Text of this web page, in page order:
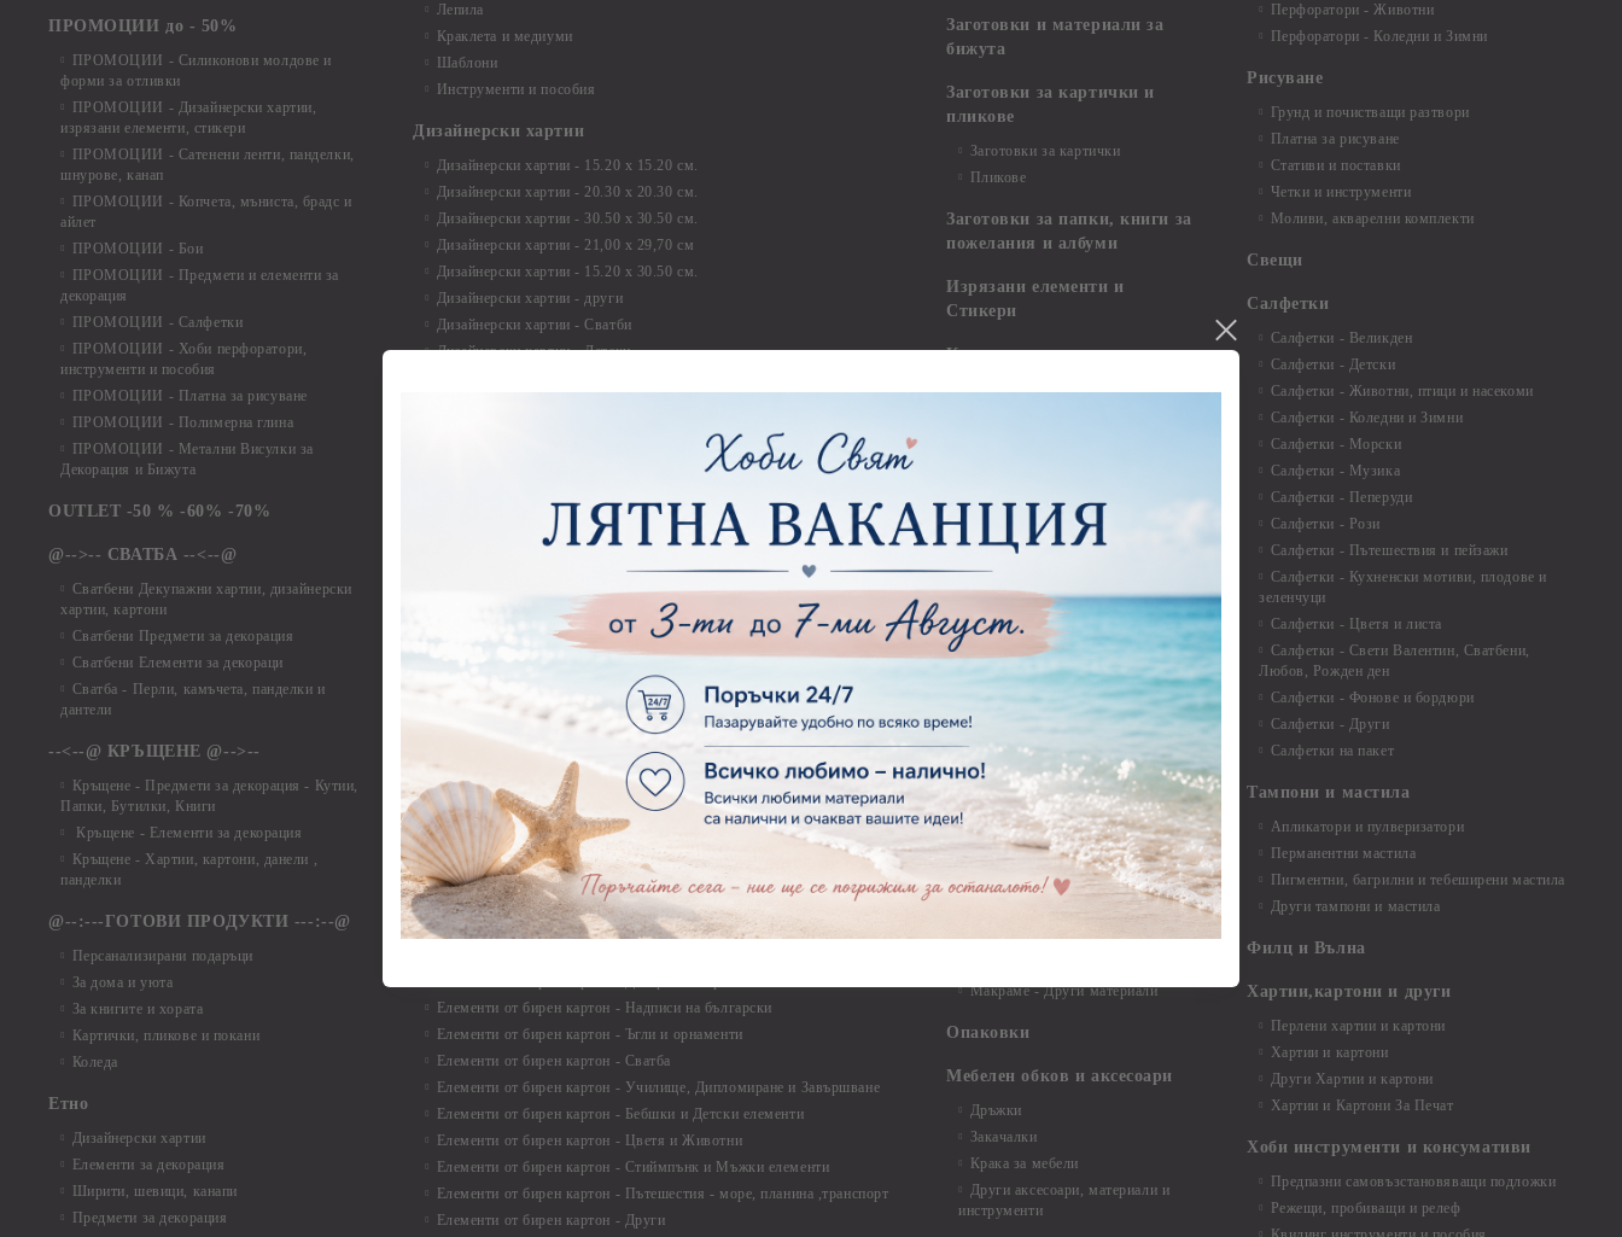
ПРОМОЦИИ до - 50%
ПРОМОЦИИ - Силиконови молдове и
форми за отливки
ПРОМОЦИИ - Дизайнерски хартии,
изрязани елементи, стикери
ПРОМОЦИИ - Сатенени ленти, панделки,
шнурове, канап
ПРОМОЦИИ - Копчета, мъниста, брадс и
айлет
ПРОМОЦИИ - Бои
ПРОМОЦИИ - Предмети и елементи за
декорация
ПРОМОЦИИ - Салфетки
ПРОМОЦИИ - Хоби перфоратори,
инструменти и пособия
ПРОМОЦИИ - Платна за рисуване
ПРОМОЦИИ - Полимерна глина
ПРОМОЦИИ - Метални Висулки за
Декорация и Бижута
OUTLET -50 % -60% -70%
@-->-- СВАТБА --<--@
Сватбени Декупажни хартии, дизайнерски
хартии, картони
Сватбени Предмети за декорация
Сватбени Елементи за декораци
Сватба - Перли, камъчета, панделки и
дантели
--<--@ КРЪЩЕНЕ @-->--
Кръщене - Предмети за декорация - Кутии,
Папки, Бутилки, Книги
Кръщене - Елементи за декорация
Кръщене - Хартии, картони, данели ,
панделки
@--:---ГОТОВИ ПРОДУКТИ ---:--@
Персанализирани подаръци
За дома и уюта
За книгите и хората
Картички, пликове и покани
Коледа
Етно
Дизайнерски хартии
Елементи за декорация
Ширити, шевици, канапи
Предмети за декорация
Лепила
Краклета и медиуми
Шаблони
Инструменти и пособия
Дизайнерски хартии
Дизайнерски хартии - 15.20 х 15.20 см.
Дизайнерски хартии - 20.30 х 20.30 см.
Дизайнерски хартии - 30.50 х 30.50 см.
Дизайнерски хартии - 21,00 х 29,70 см
Дизайнерски хартии - 15.20 x 30.50 см.
Дизайнерски хартии - други
Дизайнерски хартии - Сватби
Дизайнерски хартии - Детски
Елементи от хартия
Елементи от хартия - Животни, птици, пеперуди
Елементи от хартия - Любов, Сватба, Свети Валентин
Елементи от хартия - Цветя, листа и клони
Елементи от хартия - За Жени
Елементи от хартия - Морски
Елементи от хартия - Къщи, Врати, Прозорци, Огради, Фенери
Елементи от хартия - Пътешествия и Фото моменти
Елементи то хартия - Такове, табелки, етикети
Елементи от хартия - Многопластови елементи
Елементи от хартия - Други
Елементи от хартия - Готови композиции
Елементи от хартия - Микс елементи
Елементи от хартия - Коледа и Зима
Елементи от бирен картон - Надписи на български
Елементи от бирен картон - Ъгли и орнаменти
Елементи от бирен картон - Сватба
Елементи от бирен картон - Училище, Дипломиране и Завършване
Елементи от бирен картон - Бебшки и Детски елементи
Елементи от бирен картон - Цветя и Животни
Елементи от бирен картон - Стиймпънк и Мъжки елементи
Елементи от бирен картон - Пътешестия - море, планина ,транспорт
Елементи от бирен картон - Други
Заготовки и материали за
бижута
Заготовки за картички и
пликове
Заготовки за картички
Пликове
Заготовки за папки, книги за
пожелания и албуми
Изрязани елементи и
Стикери
Квилинг
Квилинг ленти - 3мм - 35см.
Инструменти и пособия за
Комплекти за декорация
Лепила и лепящи средства
Лепила
Лепящи ленти
3D Повдигащи квадратчета и
ленти
Магнити
Велкро
Силикон
Фото ъгли
Макраме
Макраме Основи - до 6,00 см
Макраме Основи - 7,00 - 15,00 см
Макраме - Други материали
Опаковки
Мебелен обков и аксесоари
Дръжки
Закачалки
Крака за мебели
Други аксесоари, материали и
инструменти
Перфоратори - Животни
Перфоратори - Коледни и Зимни
Рисуване
Грунд и почистващи разтвори
Платна за рисуване
Стативи и поставки
Четки и инструменти
Моливи, акварелни комплекти
Свещи
Салфетки
Салфетки - Великден
Салфетки - Детски
Салфетки - Животни, птици и насекоми
Салфетки - Коледни и Зимни
Салфетки - Морски
Салфетки - Музика
Салфетки - Пеперуди
Салфетки - Рози
Салфетки - Пътешествия и пейзажи
Салфетки - Кухненски мотиви, плодове и
зеленчуци
Салфетки - Цветя и листа
Салфетки - Свети Валентин, Сватбени,
Любов, Рожден ден
Салфетки - Фонове и бордюри
Салфетки - Други
Салфетки на пакет
Тампони и мастила
Апликатори и пулверизатори
Перманентни мастила
Пигментни, багрилни и тебеширени мастила
Други тампони и мастила
Филц и Вълна
Хартии,картони и други
Перлени хартии и картони
Хартии и картони
Други Хартии и картони
Хартии и Картони За Печат
Хоби инструменти и консумативи
Предпазни самовъзстановяващи подложки
Режещи, пробиващи и релеф